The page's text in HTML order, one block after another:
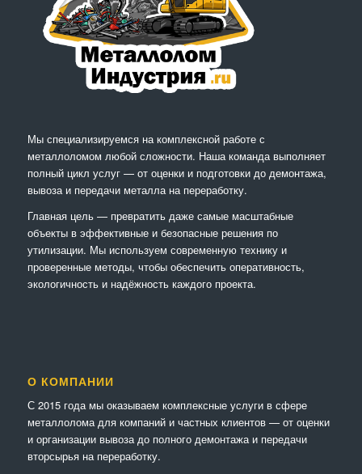
Мы специализируемся на комплексной работе с
металлоломом любой сложности. Наша команда выполняет
полный цикл услуг — от оценки и подготовки до демонтажа,
вывоза и передачи металла на переработку.
Главная цель — превратить даже самые масштабные
объекты в эффективные и безопасные решения по
утилизации. Мы используем современную технику и
проверенные методы, чтобы обеспечить оперативность,
экологичность и надёжность каждого проекта.
О КОМПАНИИ
С 2015 года мы оказываем комплексные услуги в сфере
металлолома для компаний и частных клиентов — от оценки
и организации вывоза до полного демонтажа и передачи
вторсырья на переработку.